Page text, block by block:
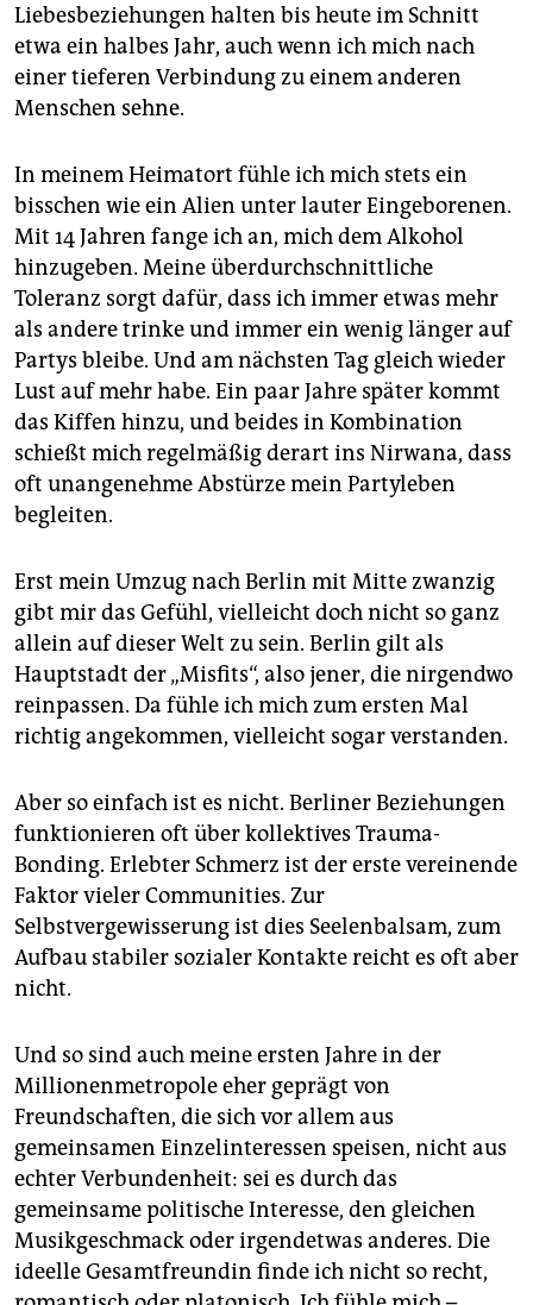
Liebesbeziehungen halten bis heute im Schnitt
etwa ein halbes Jahr, auch wenn ich mich nach
einer tieferen Verbindung zu einem anderen
Menschen sehne.
In meinem Heimatort fühle ich mich stets ein
bisschen wie ein Alien unter lauter Eingeborenen.
Mit 14 Jahren fange ich an, mich dem Alkohol
hinzugeben. Meine überdurchschnittliche
Toleranz sorgt dafür, dass ich immer etwas mehr
als andere trinke und immer ein wenig länger auf
Partys bleibe. Und am nächsten Tag gleich wieder
Lust auf mehr habe. Ein paar Jahre später kommt
das Kiffen hinzu, und beides in Kombination
schießt mich regelmäßig derart ins Nirwana, dass
oft unangenehme Abstürze mein Partyleben
begleiten.
Erst mein Umzug nach Berlin mit Mitte zwanzig
gibt mir das Gefühl, vielleicht doch nicht so ganz
allein auf dieser Welt zu sein. Berlin gilt als
Hauptstadt der „Misfits“, also jener, die nirgendwo
reinpassen. Da fühle ich mich zum ersten Mal
richtig angekommen, vielleicht sogar verstanden.
Aber so einfach ist es nicht. Berliner Beziehungen
funktionieren oft über kollektives Trauma-
Bonding. Erlebter Schmerz ist der erste vereinende
Faktor vieler Communities. Zur
Selbstvergewisserung ist dies Seelenbalsam, zum
Aufbau stabiler sozialer Kontakte reicht es oft aber
nicht.
Und so sind auch meine ersten Jahre in der
Millionenmetropole eher geprägt von
Freundschaften, die sich vor allem aus
gemeinsamen Einzelinteressen speisen, nicht aus
echter Verbundenheit: sei es durch das
gemeinsame politische Interesse, den gleichen
Musikgeschmack oder irgendetwas anderes. Die
ideelle Gesamtfreundin finde ich nicht so recht,